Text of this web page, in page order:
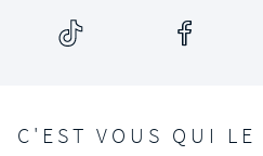
C'EST VOUS QUI LE